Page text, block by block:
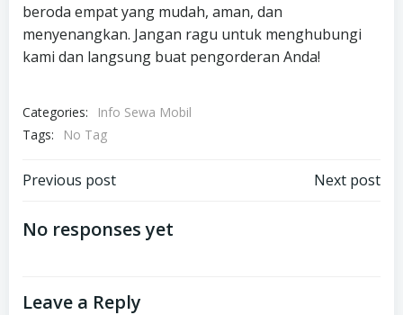
beroda empat yang mudah, aman, dan
menyenangkan. Jangan ragu untuk menghubungi
kami dan langsung buat pengorderan Anda!
Categories:
Info Sewa Mobil
Tags:
No Tag
Post
navigation
Previous post Next post
No responses yet
Leave a Reply